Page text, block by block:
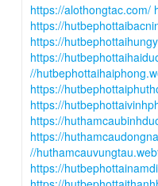
https://alothongtac.com/
https://
https://
https://
//
https://
https://
https://
https://
//
https://